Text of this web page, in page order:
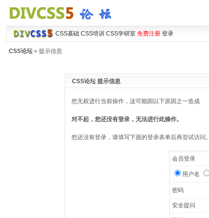
CSS基础 CSS培训 CSS学研室 免费注册 登录
CSS论坛 » 提示信息
CSS论坛 提示信息
您无权进行当前操作，这可能因以下原因之一造成
对不起，您还没有登录，无法进行此操作。
您还没有登录，请填写下面的登录表单后再尝试访问。
会员登录
用户名
密码
安全提问